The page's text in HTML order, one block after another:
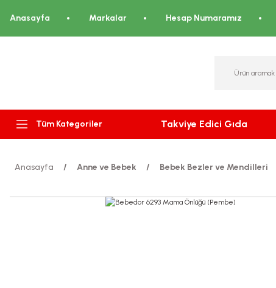
Anasayfa Markalar Hesap Numaramız
Tüm Kategoriler Takviye Edici Gıda
Anasayfa Anne ve Bebek Bebek Bezler ve Mendilleri